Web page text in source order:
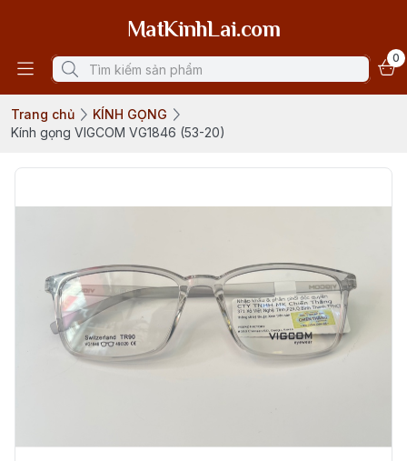
MatKinhLai.com
0
Trang chủ
KÍNH GỌNG
Kính gọng VIGCOM VG1846 (53-20)